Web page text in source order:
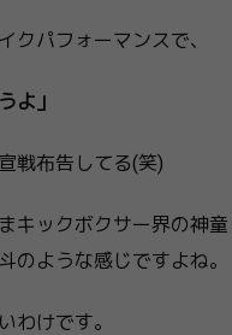
クパフォーマンスで、
よ」
戦布告してる(笑)
キックボクサー界の神
のような感じですよね。
わけです。